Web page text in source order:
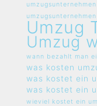
Umzug
Umzug
wann bezahlt man
was kosten
was kostet ein
was kostet ein
wieviel kostet ein